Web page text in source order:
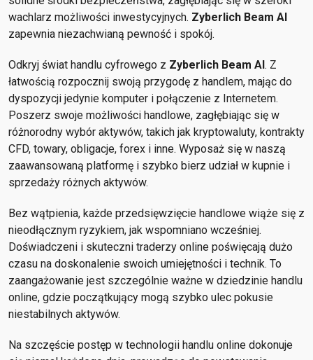
wachlarz możliwości inwestycyjnych. Zyberlich Beam AI
zapewnia niezachwianą pewność i spokój.
Odkryj świat handlu cyfrowego z Zyberlich Beam AI. Z
łatwością rozpocznij swoją przygodę z handlem, mając do
dyspozycji jedynie komputer i połączenie z Internetem.
Poszerz swoje możliwości handlowe, zagłębiając się w
różnorodny wybór aktywów, takich jak kryptowaluty, kontrakty
CFD, towary, obligacje, forex i inne. Wyposaż się w naszą
zaawansowaną platformę i szybko bierz udział w kupnie i
sprzedaży różnych aktywów.
Bez wątpienia, każde przedsięwzięcie handlowe wiąże się z
nieodłącznym ryzykiem, jak wspomniano wcześniej.
Doświadczeni i skuteczni traderzy online poświęcają dużo
czasu na doskonalenie swoich umiejętności i technik. To
zaangażowanie jest szczególnie ważne w dziedzinie handlu
online, gdzie początkujący mogą szybko ulec pokusie
niestabilnych aktywów.
Na szczęście postęp w technologii handlu online dokonuje